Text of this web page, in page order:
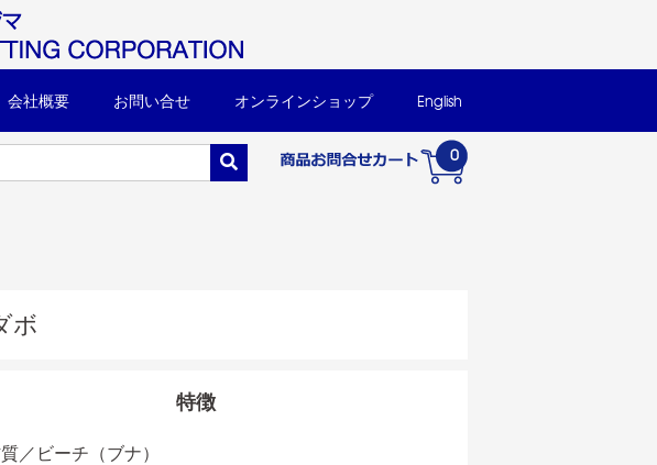
会社概要 お問い合せ オンラインショップ English
0
ボ
特徴
／ビーチ（ブナ）